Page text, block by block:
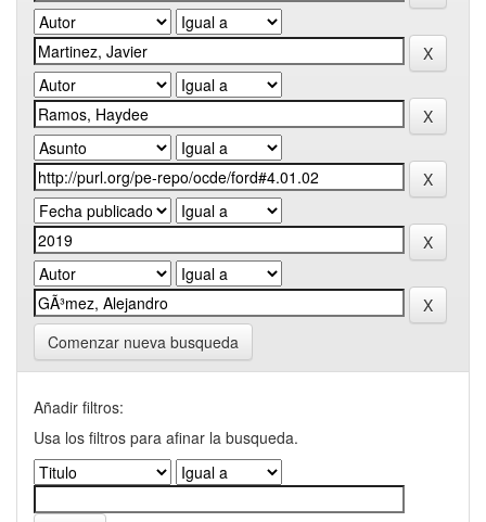
Comenzar nueva busqueda
Añadir filtros:
Usa los filtros para afinar la busqueda.